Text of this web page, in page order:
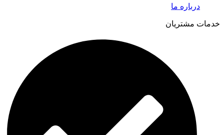
درباره ما
خدمات مشتریان